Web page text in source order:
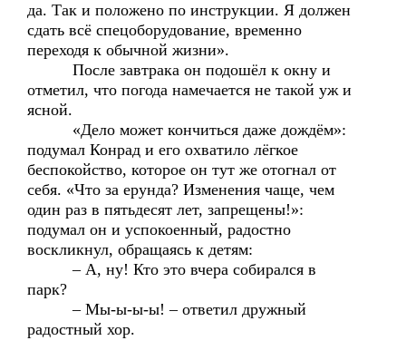
да. Так и положено по инструкции. Я должен
сдать всё спецоборудование, временно
переходя к обычной жизни».
После завтрака он подошёл к окну и
отметил, что погода намечается не такой уж и
ясной.
«Дело может кончиться даже дождём»:
подумал Конрад и его охватило лёгкое
беспокойство, которое он тут же отогнал от
себя. «Что за ерунда? Изменения чаще, чем
один раз в пятьдесят лет, запрещены!»:
подумал он и успокоенный, радостно
воскликнул, обращаясь к детям:
– А, ну! Кто это вчера собирался в
парк?
– Мы-ы-ы-ы! – ответил дружный
радостный хор.